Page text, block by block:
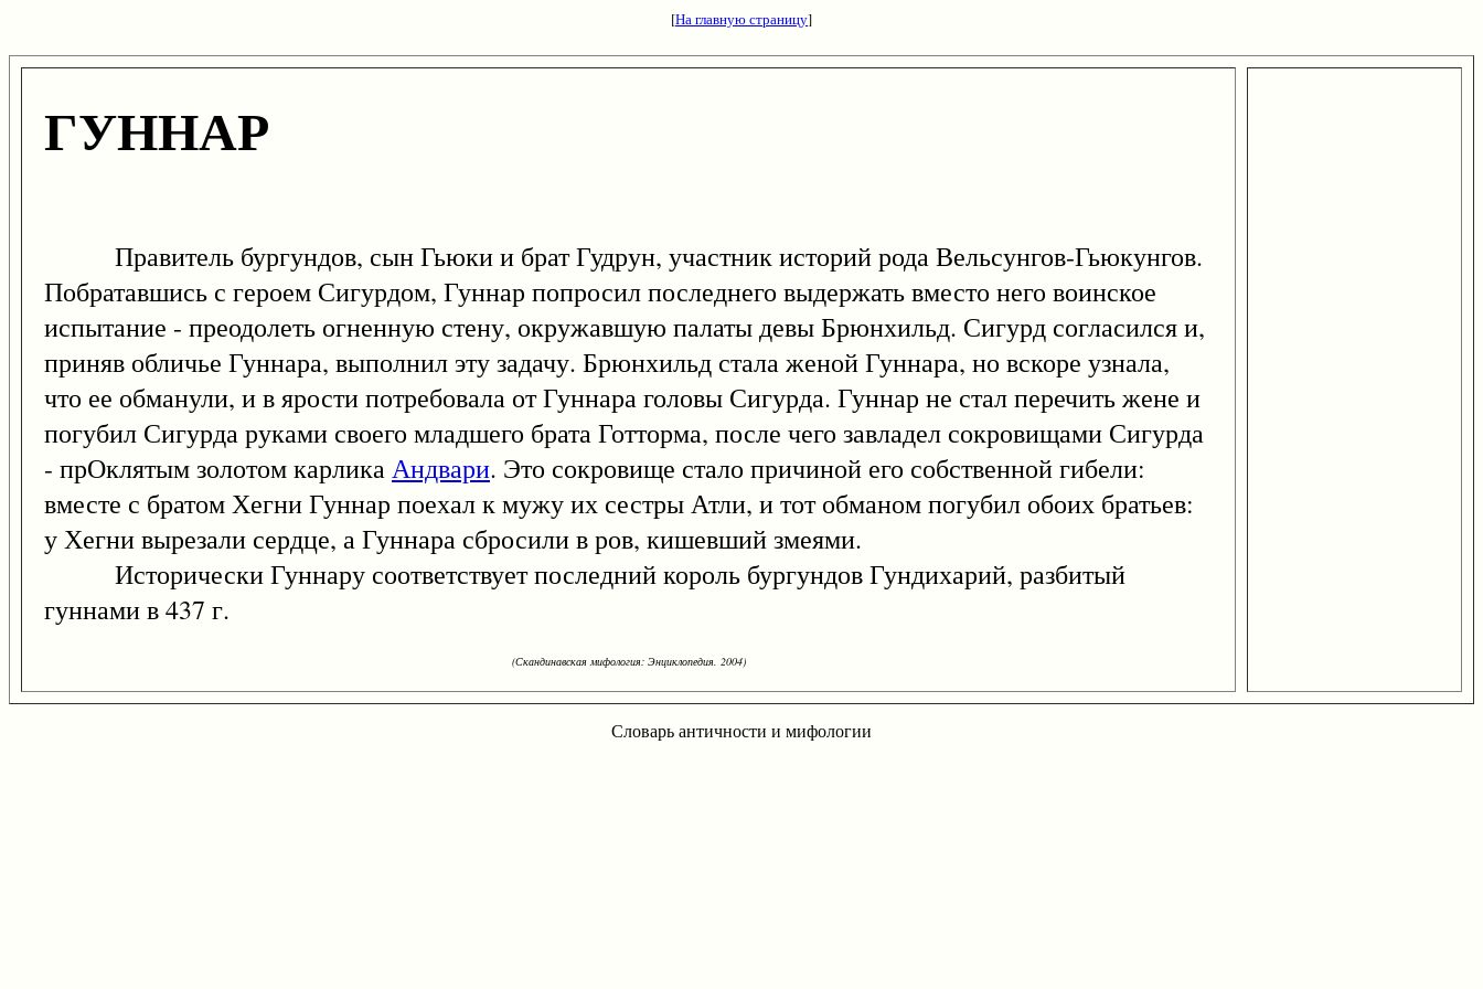
[На главную страницу]
ГУННАР
Правитель бургундов, сын Гьюки и брат Гудрун, участник историй рода Вельсунгов-Гьюкунгов.
Побратавшись с героем Сигурдом, Гуннар попросил последнего выдержать вместо него воинское
испытание - преодолеть огненную стену, окружавшую палаты девы Брюнхильд. Сигурд согласился и,
приняв обличье Гуннара, выполнил эту задачу. Брюнхильд стала женой Гуннара, но вскоре узнала,
что ее обманули, и в ярости потребовала от Гуннара головы Сигурда. Гуннар не стал перечить жене и
погубил Сигурда руками своего младшего брата Готторма, после чего завладел сокровищами Сигурда
- прОклятым золотом карликаАндвари. Это сокровище стало причиной его собственной гибели:
вместе с братом Хегни Гуннар поехал к мужу их сестры Атли, и тот обманом погубил обоих братьев:
у Хегни вырезали сердце, а Гуннара сбросили в ров, кишевший змеями.
Исторически Гуннару соответствует последний король бургундов Гундихарий, разбитый
гуннами в 437 г.
(Скандинавская мифология: Энциклопедия. 2004)
Словарь античности и мифологии